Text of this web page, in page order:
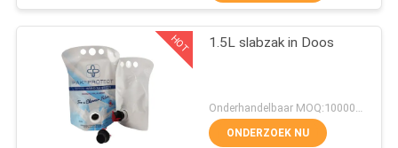
ONGEVEER
FABRIEKSREIS
Ritssluitings
Verpakkende Zak
106
HOT 1.5L slabzak in Doos
ONDERZOEK NU